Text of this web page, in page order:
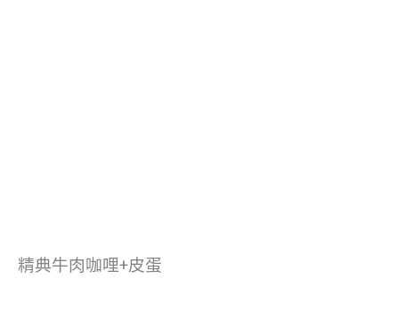
精典牛肉咖哩+皮蛋